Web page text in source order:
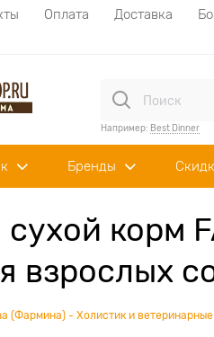
Оплата Доставка
Например: Best Dinner
Бренды
корм
взрослых
(Фармина) - Холистик и